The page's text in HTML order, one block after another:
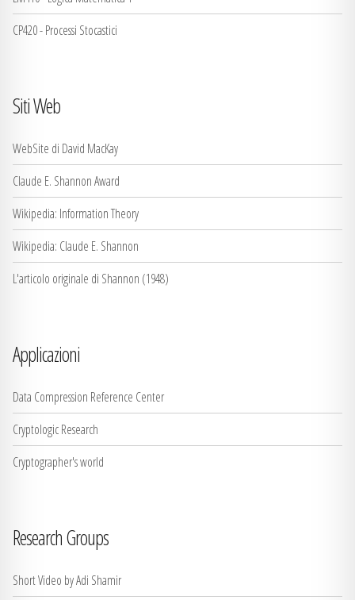
CP420 - Processi Stocastici
Siti Web
WebSite di David MacKay
Claude E. Shannon Award
Wikipedia: Information Theory
Wikipedia: Claude E. Shannon
L'articolo originale di Shannon (1948)
Applicazioni
Data Compression Reference Center
Cryptologic Research
Cryptographer's world
Research Groups
Short Video by Adi Shamir